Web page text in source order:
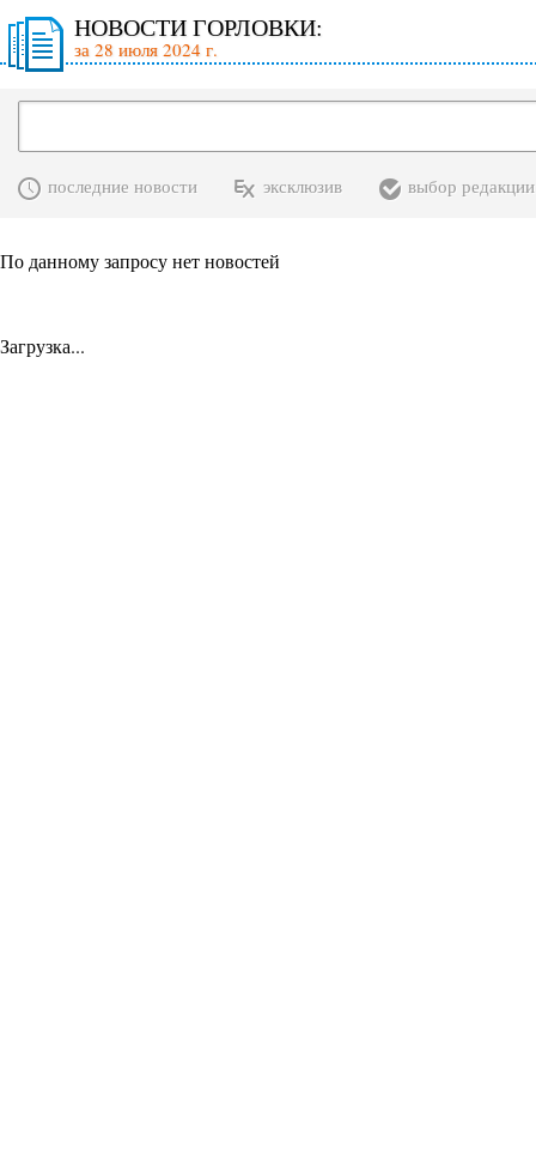
НОВОСТИ ГОРЛОВКИ:
за 28 июля 2024 г.
последние новости эксклюзив выбор редакции
По данному запросу нет новостей
Загрузка...